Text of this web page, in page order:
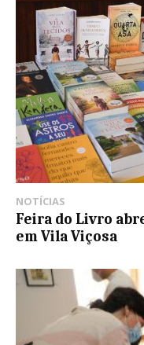
NOTÍCIAS
Feira do Livro
em Vila Viçosa